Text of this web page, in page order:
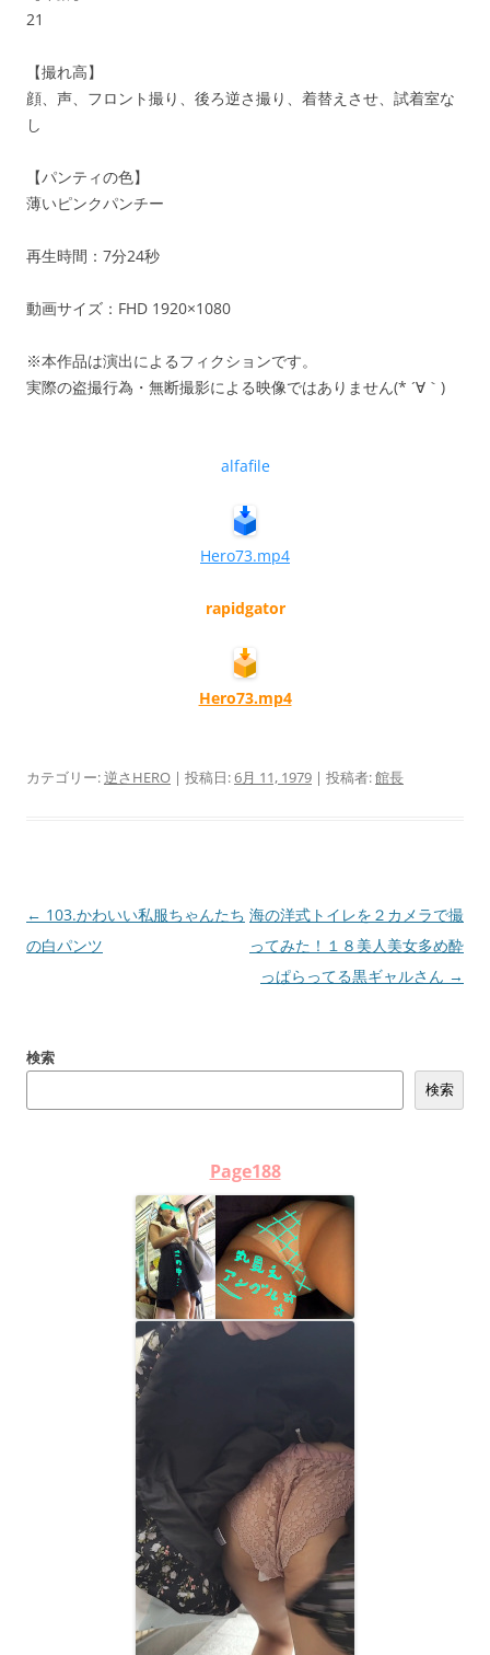
21
【撮れ高】
顔、声、フロント撮り、後ろ逆さ撮り、着替えさせ、試着室な
し
【パンティの色】
薄いピンクパンチー
再生時間：7分24秒
動画サイズ：FHD 1920×1080
※本作品は演出によるフィクションです。
実際の盗撮行為・無断撮影による映像ではありません(* ´∀｀)
alfafile
Hero73.mp4
rapidgator
Hero73.mp4
カテゴリー:逆さHERO | 投稿日:6月 11, 1979 | 投稿者:館長
投
稿
ー
← 103.かわいい私服ちゃんたち
の白パンツ
海の洋式トイレを２カメラで撮
ってみた！１８美人美女多め酔
っぱらってる黒ギャルさん →
検索
検索
Page188